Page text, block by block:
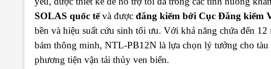
SOLAS quốc tếvà được đăng kiểm bởi Cục Đăng kiểm
bền và hiệu suất cứu sinh tối ưu. Với khả năng chứa đến
bám thông minh, NTL-PB12N là lựa chọn lý tưởng cho
phương tiện vận tải thủy ven biển.